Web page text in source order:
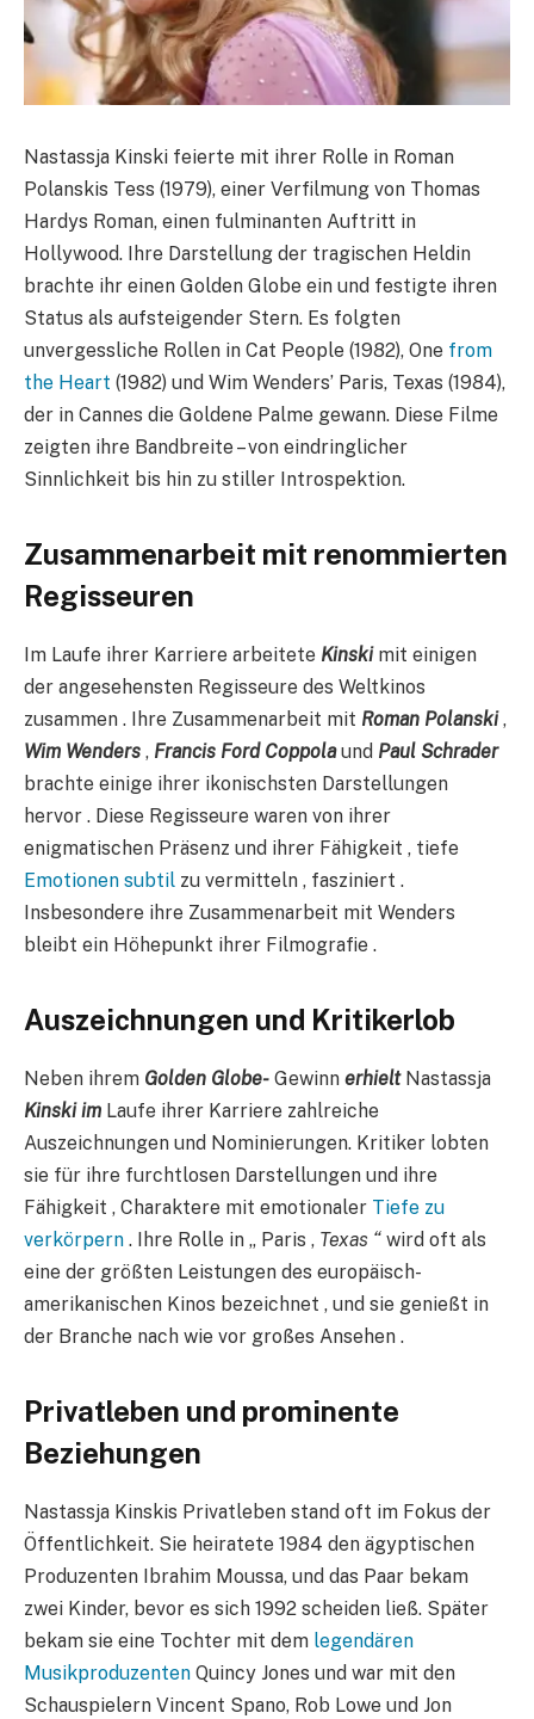
Nastassja Kinski feierte mit ihrer Rolle in Roman
Polanskis Tess (1979), einer Verfilmung von Thomas
Hardys Roman, einen fulminanten Auftritt in
Hollywood. Ihre Darstellung der tragischen Heldin
brachte ihr einen Golden Globe ein und festigte ihren
Status als aufsteigender Stern. Es folgten
unvergessliche Rollen in Cat People (1982), One from
the Heart (1982) und Wim Wenders’ Paris, Texas (1984),
der in Cannes die Goldene Palme gewann. Diese Filme
zeigten ihre Bandbreite – von eindringlicher
Sinnlichkeit bis hin zu stiller Introspektion.
Zusammenarbeit mit renommierten
Regisseuren
Im Laufe ihrer Karriere arbeitete Kinskimit einigen
der angesehensten Regisseure des Weltkinos
zusammen . Ihre Zusammenarbeit mit Roman Polanski,
Wim Wenders , Francis Ford Coppolaund Paul Schrader
brachte einige ihrer ikonischsten Darstellungen
hervor . Diese Regisseure waren von ihrer
enigmatischen Präsenz und ihrer Fähigkeit , tiefe
Emotionen subtil zu vermitteln , fasziniert .
Insbesondere ihre Zusammenarbeit mit Wenders
bleibt ein Höhepunkt ihrer Filmografie .
Auszeichnungen und Kritikerlob​
Neben ihrem Golden Globe- Gewinn erhieltNastassja
Kinski im Laufe ihrer Karriere zahlreiche
Auszeichnungen und Nominierungen. Kritiker lobten
sie für ihre furchtlosen Darstellungen und ihre
Fähigkeit , Charaktere mit emotionaler Tiefe zu
verkörpern . Ihre Rolle in „ Paris , Texas “ wird oft als
eine der größten Leistungen des europäisch-
amerikanischen Kinos bezeichnet , und sie genießt in
der Branche nach wie vor großes Ansehen .
Privatleben und prominente
Beziehungen
Nastassja Kinskis Privatleben stand oft im Fokus der
Öffentlichkeit. Sie heiratete 1984 den ägyptischen
Produzenten Ibrahim Moussa, und das Paar bekam
zwei Kinder, bevor es sich 1992 scheiden ließ. Später
bekam sie eine Tochter mit dem legendären
Musikproduzenten Quincy Jones und war mit den
Schauspielern Vincent Spano, Rob Lowe und Jon